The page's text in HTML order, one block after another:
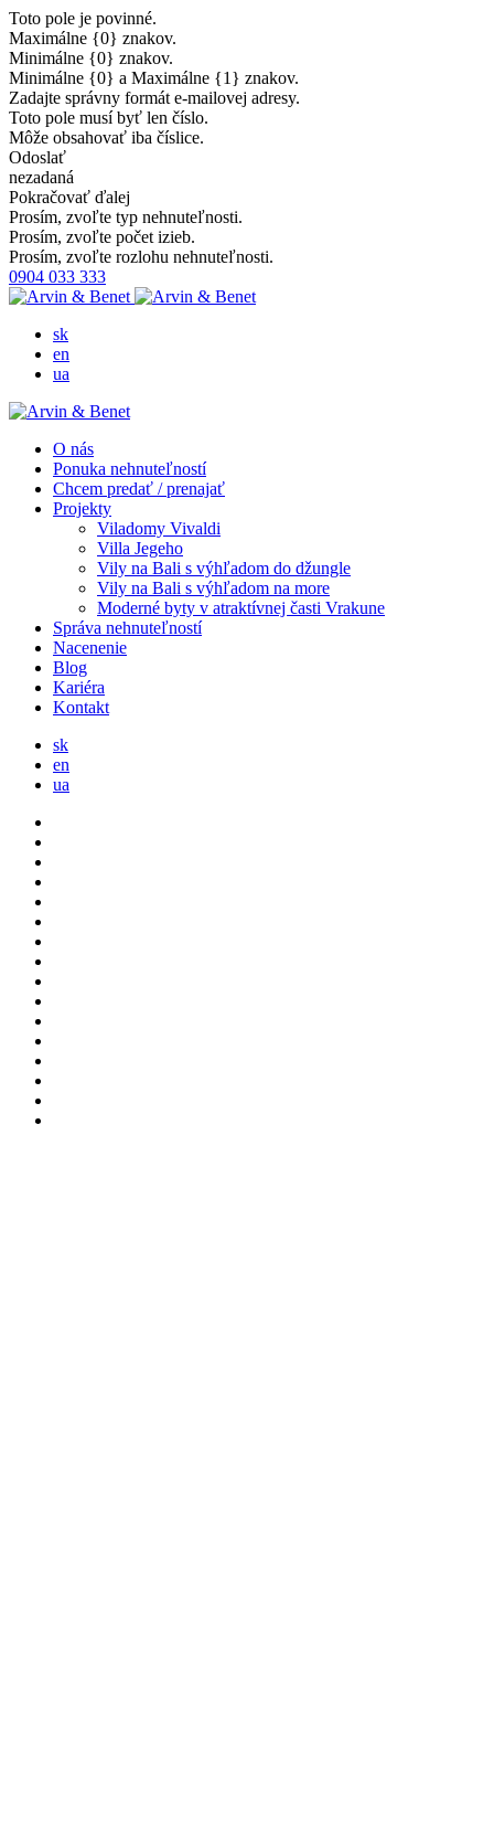
Toto pole je povinné.
Maximálne {0} znakov.
Minimálne {0} znakov.
Minimálne {0} a Maximálne {1} znakov.
Zadajte správny formát e-mailovej adresy.
Toto pole musí byť len číslo.
Môže obsahovať iba číslice.
Odoslať
nezadaná
Pokračovať ďalej
Prosím, zvoľte typ nehnuteľnosti.
Prosím, zvoľte počet izieb.
Prosím, zvoľte rozlohu nehnuteľnosti.
0904 033 333
sk
en
ua
O nás
Ponuka nehnuteľností
Chcem predať / prenajať
Projekty
Viladomy Vivaldi
Villa Jegeho
Vily na Bali s výhľadom do džungle
Vily na Bali s výhľadom na more
Moderné byty v atraktívnej časti Vrakune
Správa nehnuteľností
Nacenenie
Blog
Kariéra
Kontakt
sk
en
ua